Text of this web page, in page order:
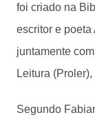
foi criado na
escritor e poeta
juntamente
Leitura
Segundo